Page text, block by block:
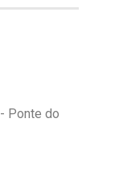
Ponte do